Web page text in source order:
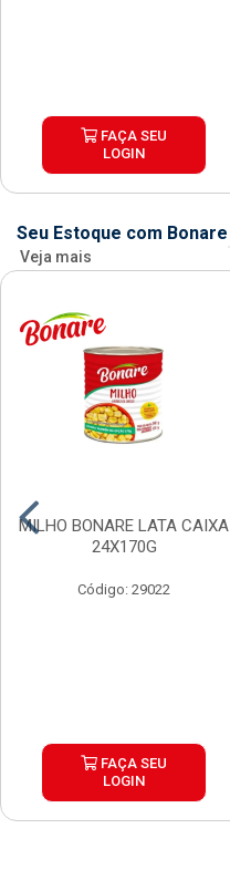
FAÇA SEU
LOGIN
Seu Estoque com Bonare
Veja mais
MILHO BONARE LATA CAIXA
24X170G
Código: 29022
FAÇA SEU
LOGIN